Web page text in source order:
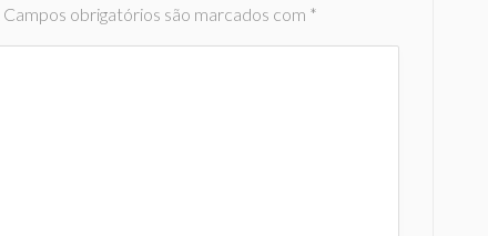
Campos obrigatórios são marcados com *